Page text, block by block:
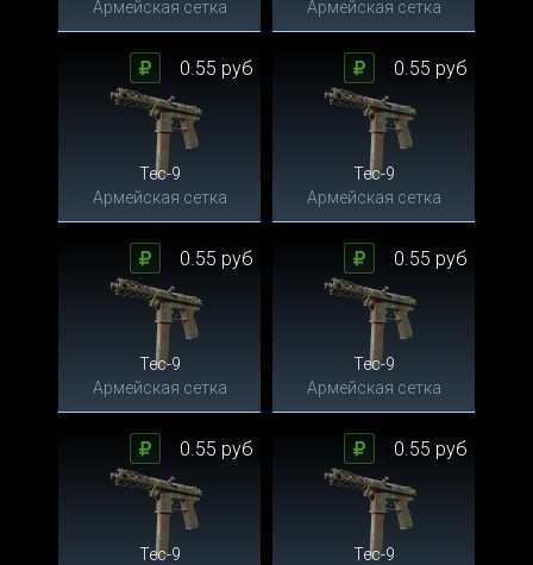
Армейская сетка
Армейская сетка
Tec-9
Армейская сетка
0.55 руб
Tec-9
Армейская сетка
0.55 руб
Tec-9
Армейская сетка
0.55 руб
Tec-9
Армейская сетка
0.55 руб
Tec-9
0.55 руб
Tec-9
0.55 руб